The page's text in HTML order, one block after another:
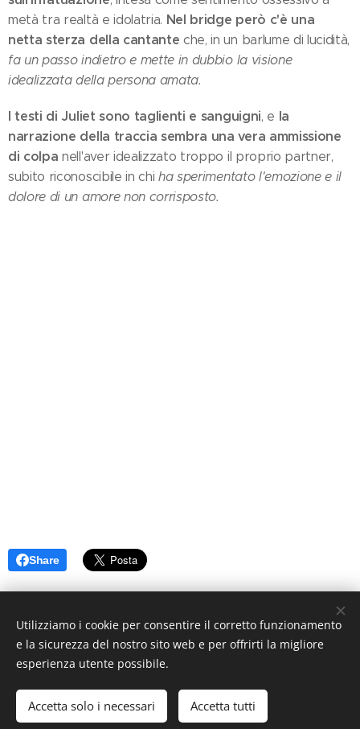
metà tra realtà e idolatria. Nel bridge però c'è una
netta sterza della cantante che, in un barlume di lucidità,
fa un passo indietro e mette in dubbio la visione
idealizzata della persona amata.
I testi di Juliet sono taglienti e sanguigni, e la
narrazione della traccia sembra una vera ammissione
di colpa nell'aver idealizzato troppo il proprio partner,
subito riconoscibile in chiha sperimentato l'emozione e il
dolore di un amore non corrisposto.
Share
© 2019 www.artistionline.tv
Email: info@artistionline.tv Tel.3925001708 P.IVA 02838250351
Cookies
Utilizziamo i cookie per consentire il corretto funzionamento
e la sicurezza del nostro sito web e per offrirti la migliore
esperienza utente possibile.
Accetta solo i necessari Accetta tutti